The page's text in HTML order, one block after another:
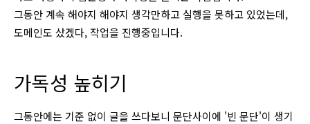
그동안 계속 해야지 해야지 생각만하고 실행을 못하고 있었는데,
도메인도 샀겠다, 작업을 진행중입니다.
가독성 높히기
그동안에는 기준 없이 글을 쓰다보니 문단사이에 '빈 문단'이 생기